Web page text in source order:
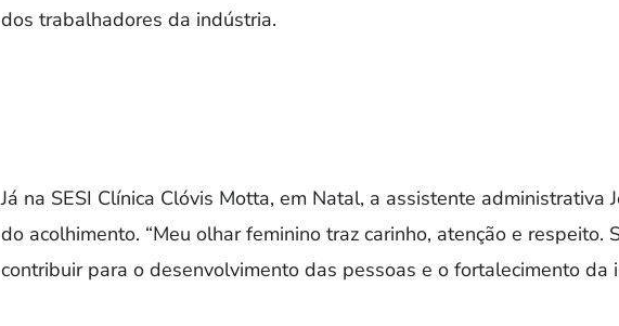
dos trabalhadores da indústria.
Já na SESI Clínica Clóvis Motta, em Natal, a assistente administrativa
do acolhimento. “Meu olhar feminino traz carinho, atenção e respeito.
contribuir para o desenvolvimento das pessoas e o fortalecimento da